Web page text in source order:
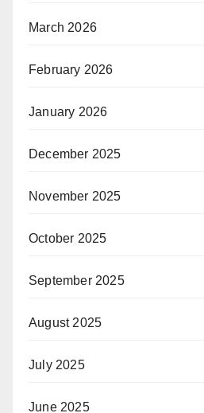
March 2026
February 2026
January 2026
December 2025
November 2025
October 2025
September 2025
August 2025
July 2025
June 2025